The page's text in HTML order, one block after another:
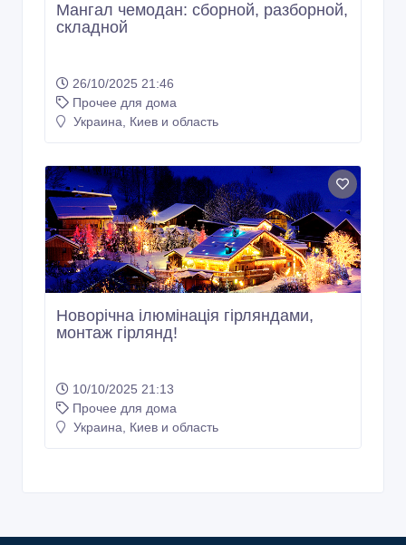
Мангал чемодан: сборной, разборной,
складной
26/10/2025 21:46
Прочее для дома
Украина, Киев и область
Новорічна ілюмінація гірляндами,
монтаж гірлянд!
10/10/2025 21:13
Прочее для дома
Украина, Киев и область